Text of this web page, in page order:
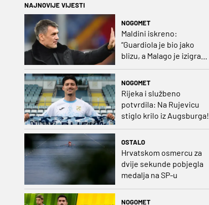
NAJNOVIJE VIJESTI
NOGOMET
Maldini iskreno:
“Guardiola je bio jako
blizu, a Malago je izigrao
naš početni dogovor”
NOGOMET
Rijeka i službeno
potvrdila: Na Rujevicu
stiglo krilo iz Augsburga!
OSTALO
Hrvatskom osmercu za
dvije sekunde pobjegla
medalja na SP-u
NOGOMET